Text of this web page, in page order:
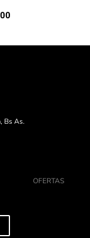
Bs As.
OFERTAS